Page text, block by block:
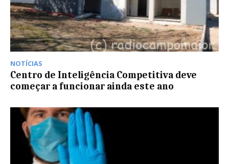
NOTÍCIAS
Centro de Inteligência Competitiva deve
começar a funcionar ainda este ano